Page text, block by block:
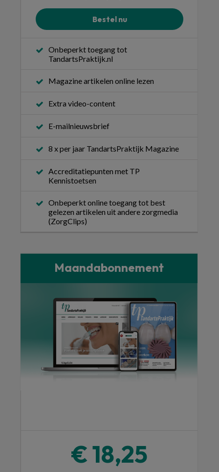
Bestel nu
Onbeperkt toegang tot
TandartsPraktijk.nl
Magazine artikelen online lezen
Extra video-content
E-mailnieuwsbrief
8 x per jaar TandartsPraktijk Magazine
Accreditatiepunten met TP
Kennistoetsen
Onbeperkt online toegang tot best
gelezen artikelen uit andere zorgmedia
(ZorgClips)
Maandabonnement
€ 18,25